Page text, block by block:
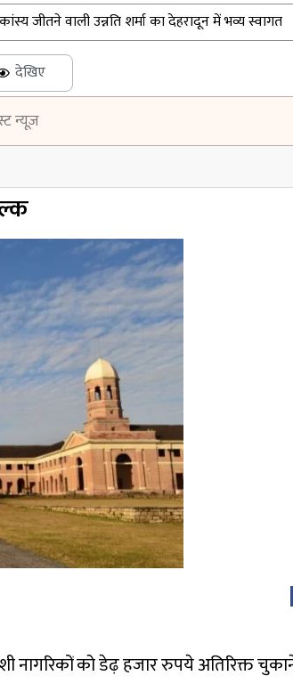
वाली उन्नति शर्मा का देहरादून में भव्य स्वागत |
देखिए
न्यूज़
को डेढ़ हजार रुपये अतिरिक्त